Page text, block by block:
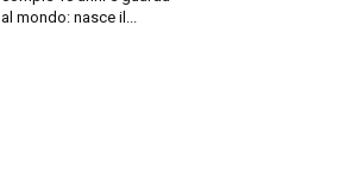
al mondo: nasce il...